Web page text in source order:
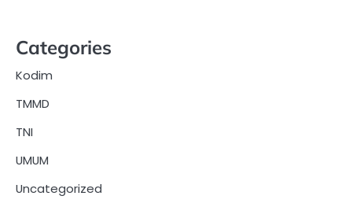
Categories
Kodim
TMMD
TNI
UMUM
Uncategorized